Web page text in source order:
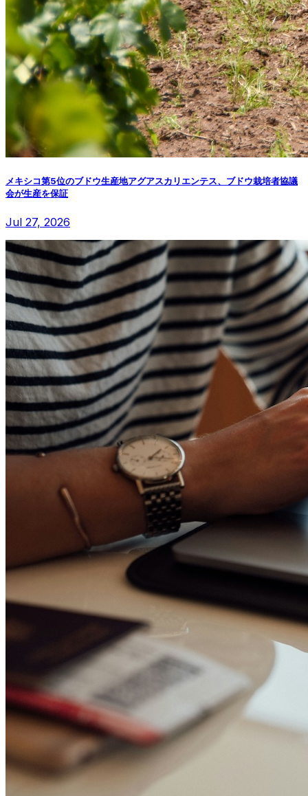
メキシコ第5位のブドウ生産地アグアスカリエンテス、ブドウ栽培者協議
会が生産を保証
Jul 27, 2026